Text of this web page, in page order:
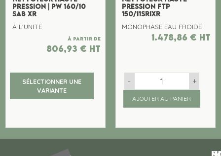
PRESSION | PW 160/10
SAB XR
A L'UNITE
À partir de
806,93 € ht
SÉLECTIONNER UNE
VARIANTE
PRESSION FTP
150/11SRiXR
MONOPHASE EAU FROIDE
1.478,86 € ht
- +
AJOUTER AU PANIER